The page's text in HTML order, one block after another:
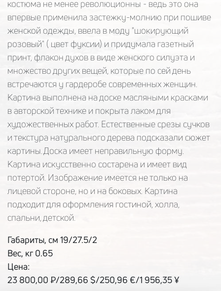
костюма не менее революционны - ведь это она
впервые применила застежку-молнию при пошиве
женской одежды, ввела в моду "шокирующий
розовый" ( цвет фуксии) и придумала газетный
принт, флакон духов в виде женского силуэта и
множество других вещей, которые по сей день
встречаются у гардеробе современных женщин.
Картина выполнена на доске масляными красками
в авторской технике и покрыта лаком для
художественных работ. Естественные срезы сучков
и текстура натурального дерева подсказали сюжет
картины. Доска имеет неправильную форму.
Картина искусственно состарена и имеет вид
потертой. Изображение имеется не только на
лицевой стороне, но и на боковых. Картина
подходит для оформления гостиной, холла,
спальни, детской.
Габариты, см 19/27.5/2
Вес, кг 0.65
Цена:
23 800,00 ₽/289,66 $/250,96 €/1 956,35 ¥